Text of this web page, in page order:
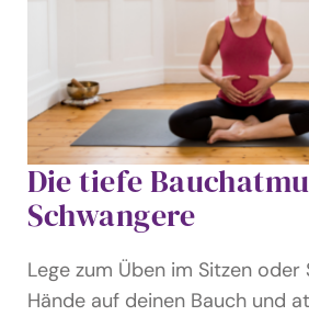
Die tiefe
Schwangere
Lege zum Üben im Sitzen oder
Hände auf deinen Bauch und